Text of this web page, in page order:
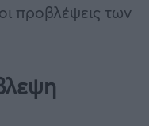
προβλέψεις των